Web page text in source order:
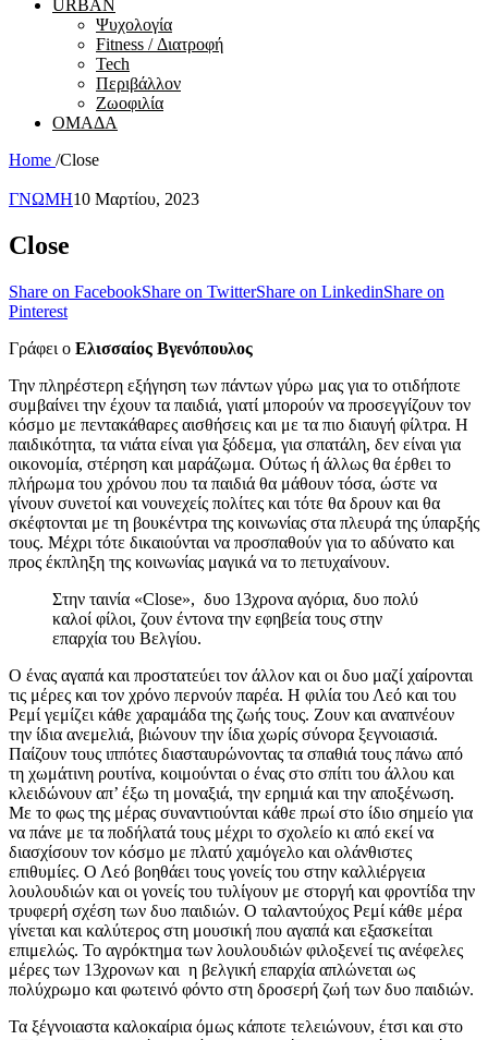
URBAN
Ψυχολογία
Fitness / Διατροφή
Tech
Περιβάλλον
Ζωοφιλία
ΟΜΑΔΑ
Home /Close
ΓΝΩΜΗ10 Μαρτίου, 2023
Close
Share on FacebookShare on TwitterShare on LinkedinShare on
Pinterest
Γράφει ο Ελισσαίος Βγενόπουλος
Την πληρέστερη εξήγηση των πάντων γύρω μας για το οτιδήποτε
συμβαίνει την έχουν τα παιδιά, γιατί μπορούν να προσεγγίζουν τον
κόσμο με πεντακάθαρες αισθήσεις και με τα πιο διαυγή φίλτρα. Η
παιδικότητα, τα νιάτα είναι για ξόδεμα, για σπατάλη, δεν είναι για
οικονομία, στέρηση και μαράζωμα. Ούτως ή άλλως θα έρθει το
πλήρωμα του χρόνου που τα παιδιά θα μάθουν τόσα, ώστε να
γίνουν συνετοί και νουνεχείς πολίτες και τότε θα δρουν και θα
σκέφτονται με τη βουκέντρα της κοινωνίας στα πλευρά της ύπαρξής
τους. Μέχρι τότε δικαιούνται να προσπαθούν για το αδύνατο και
προς έκπληξη της κοινωνίας μαγικά να το πετυχαίνουν.
Στην ταινία «Close», δυο 13χρονα αγόρια, δυο πολύ
καλοί φίλοι, ζουν έντονα την εφηβεία τους στην
επαρχία του Βελγίου.
Ο ένας αγαπά και προστατεύει τον άλλον και οι δυο μαζί χαίρονται
τις μέρες και τον χρόνο περνούν παρέα. Η φιλία του Λεό και του
Ρεμί γεμίζει κάθε χαραμάδα της ζωής τους. Ζουν και αναπνέουν
την ίδια ανεμελιά, βιώνουν την ίδια χωρίς σύνορα ξεγνοιασιά.
Παίζουν τους ιππότες διασταυρώνοντας τα σπαθιά τους πάνω από
τη χωμάτινη ρουτίνα, κοιμούνται ο ένας στο σπίτι του άλλου και
κλειδώνουν απ’ έξω τη μοναξιά, την ερημιά και την αποξένωση.
Με το φως της μέρας συναντιούνται κάθε πρωί στο ίδιο σημείο για
να πάνε με τα ποδήλατά τους μέχρι το σχολείο κι από εκεί να
διασχίσουν τον κόσμο με πλατύ χαμόγελο και ολάνθιστες
επιθυμίες. Ο Λεό βοηθάει τους γονείς του στην καλλιέργεια
λουλουδιών και οι γονείς του τυλίγουν με στοργή και φροντίδα την
τρυφερή σχέση των δυο παιδιών. Ο ταλαντούχος Ρεμί κάθε μέρα
γίνεται και καλύτερος στη μουσική που αγαπά και εξασκείται
επιμελώς. Το αγρόκτημα των λουλουδιών φιλοξενεί τις ανέφελες
μέρες των 13χρονων και η βελγική επαρχία απλώνεται ως
πολύχρωμο και φωτεινό φόντο στη δροσερή ζωή των δυο παιδιών.
Τα ξέγνοιαστα καλοκαίρια όμως κάποτε τελειώνουν, έτσι και στο